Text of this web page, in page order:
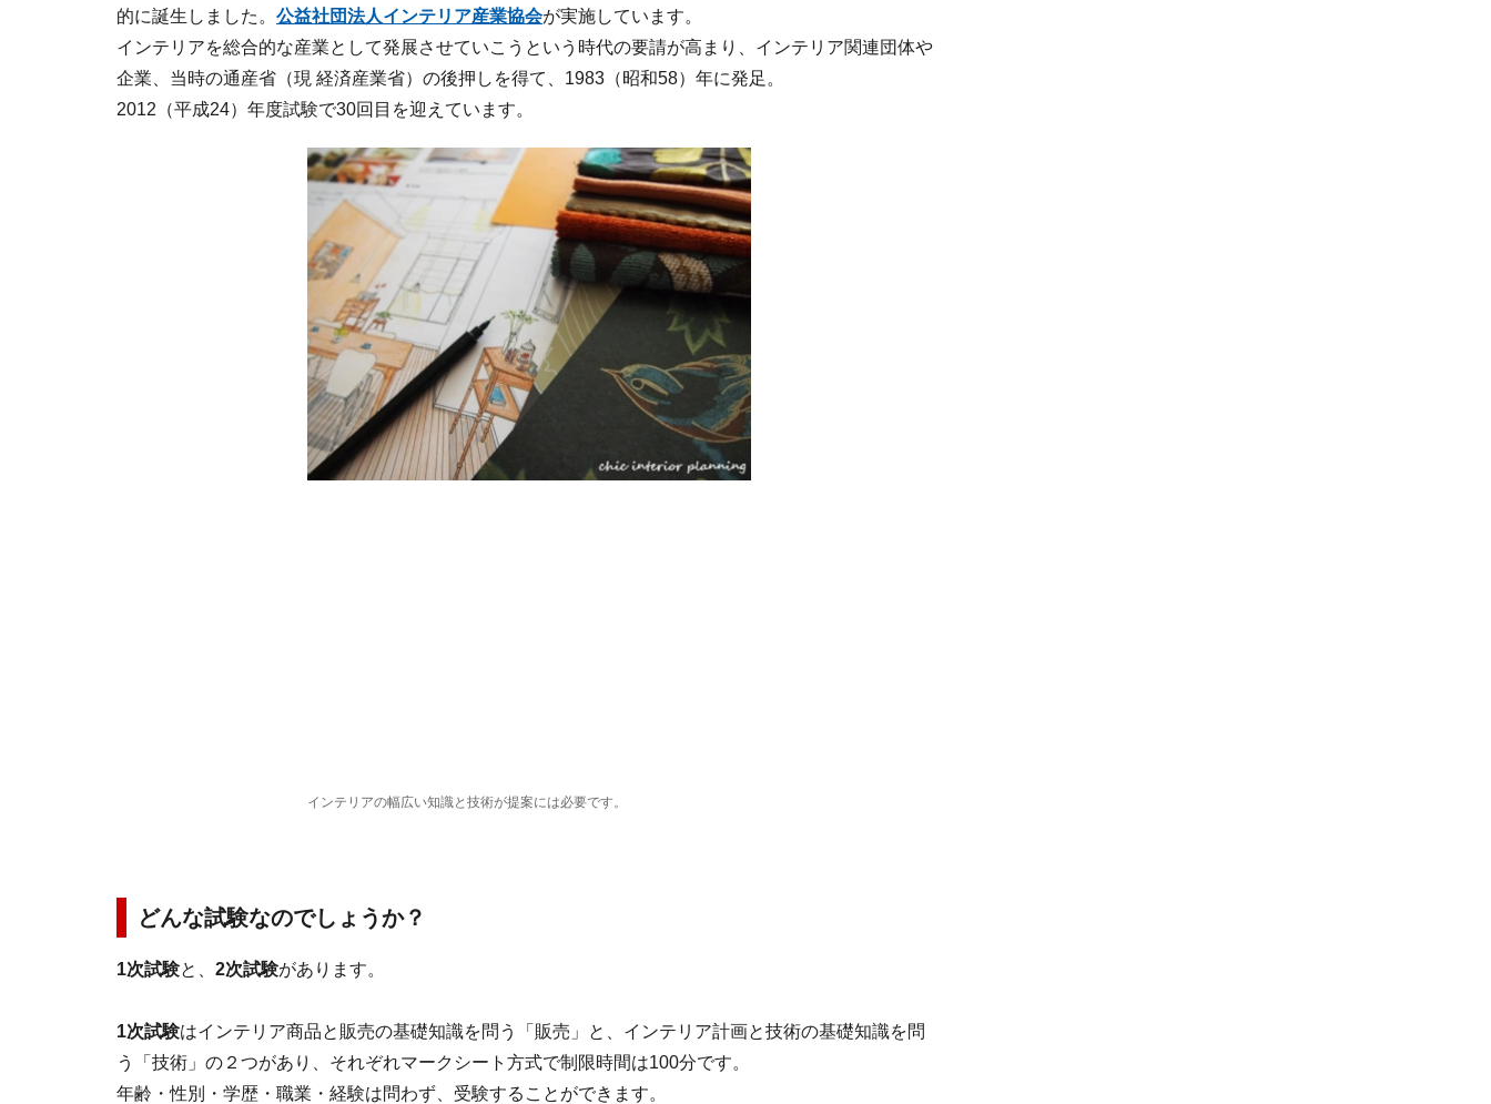
的に誕生しました。 公益社団法人インテリア産業協会が実施しています。
インテリアを総合的な産業として発展させていこうという時代の要請が高まり、インテリア関連団体や
企業、当時の通産省（現 経済産業省）の後押しを得て、1983（昭和58）年に発足。
2012（平成24）年度試験で30回目を迎えています。
インテリアの幅広い知識と技術が提案には必要です。
どんな試験なのでしょうか？
1次試験と、 2次試験があります。
1次試験はインテリア商品と販売の基礎知識を問う「販売」と、インテリア計画と技術の基礎知識を問
う「技術」の２つがあり、それぞれマークシート方式で制限時間は100分です。
年齢・性別・学歴・職業・経験は問わず、受験することができます。